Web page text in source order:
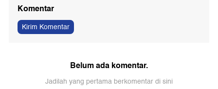
Komentar
Kirim Komentar
Belum ada komentar.
Jadilah yang pertama berkomentar di sini